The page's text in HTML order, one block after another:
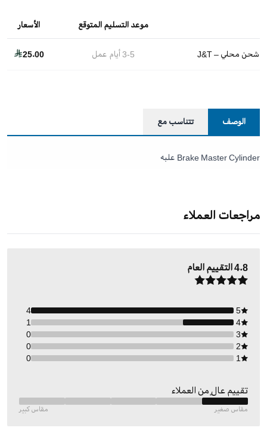
موعد التسليم المتوقع الأسعار
شحن محلي – J&T 3-5أيام عمل 25.00
الوصف تتناسب مع
Brake Master Cylinder علبه
مراجعات العملاء
4.8التقييم العام
5
4
4
1
3
0
2
0
1
0
تقييم عالٍ من العملاء
مقاس صغير مقاس كبير